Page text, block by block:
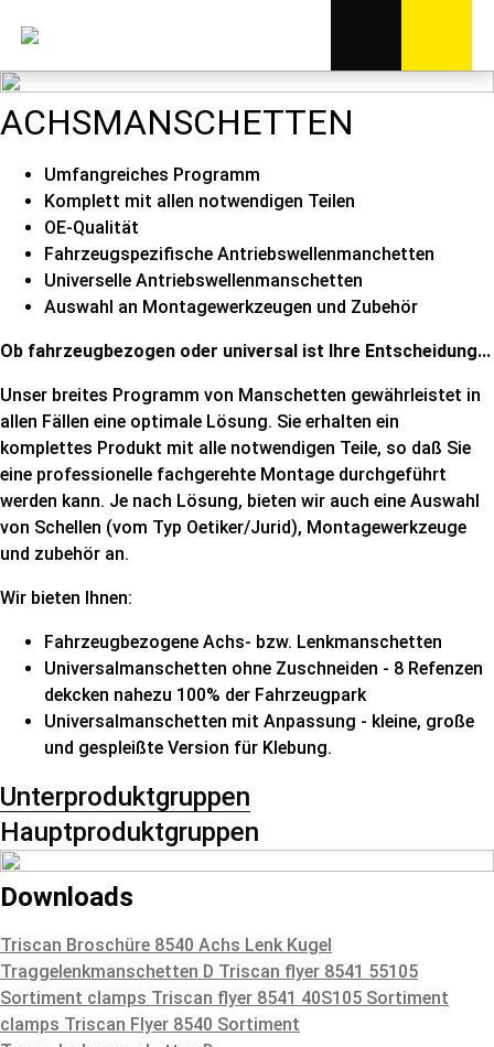
ACHSMANSCHETTEN
Umfangreiches Programm
Komplett mit allen notwendigen Teilen
OE-Qualität
Fahrzeugspezifische Antriebswellenmanchetten
Universelle Antriebswellenmanschetten
Auswahl an Montagewerkzeugen und Zubehör
Ob fahrzeugbezogen oder universal ist Ihre Entscheidung...
Unser breites Programm von Manschetten gewährleistet in
allen Fällen eine optimale Lösung. Sie erhalten ein
komplettes Produkt mit alle notwendigen Teile, so daß Sie
eine professionelle fachgerehte Montage durchgeführt
werden kann. Je nach Lösung, bieten wir auch eine Auswahl
von Schellen (vom Typ Oetiker/Jurid), Montagewerkzeuge
und zubehör an.
Wir bieten Ihnen:
Fahrzeugbezogene Achs- bzw. Lenkmanschetten
Universalmanschetten ohne Zuschneiden - 8 Refenzen
dekcken nahezu 100% der Fahrzeugpark
Universalmanschetten mit Anpassung - kleine, große
und gespleißte Version für Klebung.
Unterproduktgruppen
Hauptproduktgruppen
Downloads
Triscan Broschüre 8540 Achs Lenk Kugel
Traggelenkmanschetten D Triscan flyer 8541 55105
Sortiment clamps Triscan flyer 8541 40S105 Sortiment
clamps Triscan Flyer 8540 Sortiment